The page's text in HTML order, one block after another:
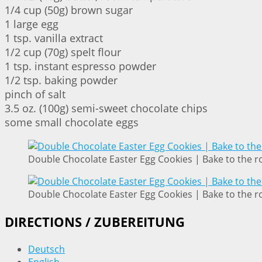
1/4 cup (50g) brown sugar
1 large egg
1 tsp. vanilla extract
1/2 cup (70g) spelt flour
1 tsp. instant espresso powder
1/2 tsp. baking powder
pinch of salt
3.5 oz. (100g) semi-sweet chocolate chips
some small chocolate eggs
Double Chocolate Easter Egg Cookies | Bake to the
Double Chocolate Easter Egg Cookies | Bake to the
DIRECTIONS / ZUBEREITUNG
Deutsch